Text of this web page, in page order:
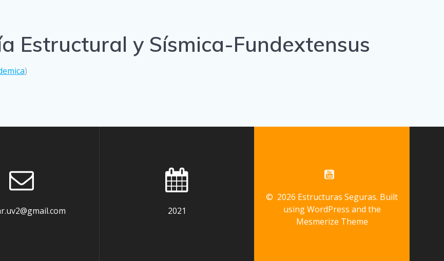
Estructural y Sísmica-Fundextensus
)
2021
© 2026 Estructuras Seguras. Built
using WordPress and the
Mesmerize Theme